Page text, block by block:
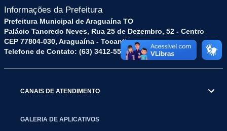
Informações da Prefeitura
Prefeitura Municipal de Araguaína TO
Palácio Tancredo Neves, Rua 25 de Dezembro, 52 - Centro
CEP 77804-030, Araguaína - Tocantins.
Telefone de Contato: (63) 3412-5572
CANAIS DE ATENDIMENTO
GALERIA DE APLICATIVOS